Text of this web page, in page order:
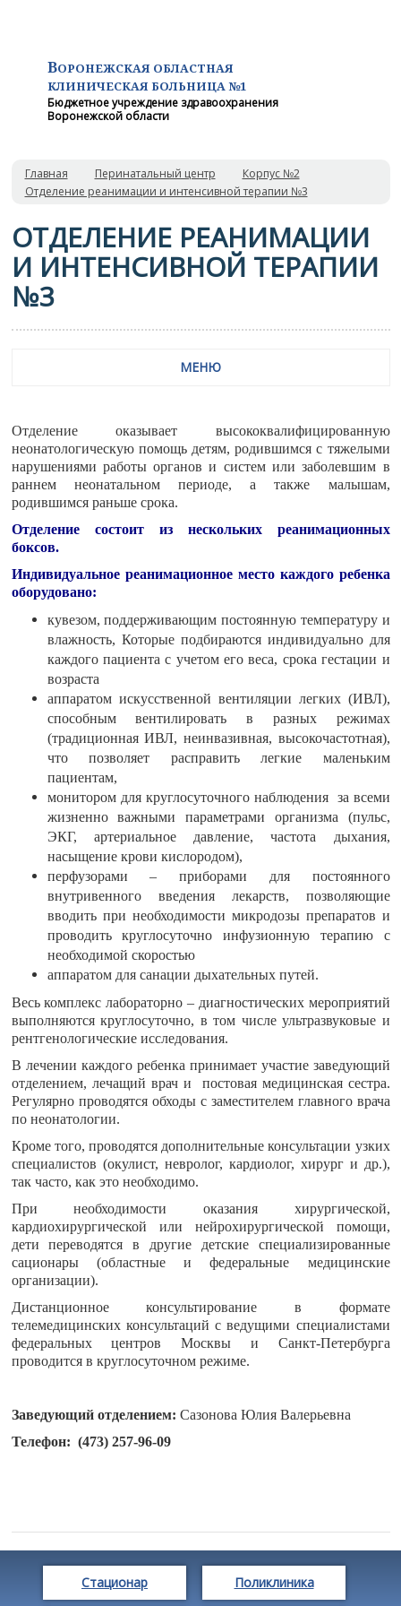
ВОРОНЕЖСКАЯ ОБЛАСТНАЯ
КЛИНИЧЕСКАЯ БОЛЬНИЦА №1
Бюджетное учреждение здравоохранения
Воронежской области
Главная Перинатальный центр
Корпус №2
Отделение реанимации и интенсивной терапии №3
ОТДЕЛЕНИЕ РЕАНИМАЦИИ
И ИНТЕНСИВНОЙ ТЕРАПИИ
№3
МЕНЮ
Отделение оказывает высококвалифицированную
неонатологическую помощь детям, родившимся с тяжелыми
нарушениями работы органов и систем или заболевшим в
раннем неонатальном периоде, а также малышам,
родившимся раньше срока.
Отделение состоит из нескольких реанимационных
боксов.
Индивидуальное реанимационное место каждого ребенка
оборудовано:
кувезом, поддерживающим постоянную температуру и
влажность, Которые подбираются индивидуально для
каждого пациента с учетом его веса, срока гестации и
возраста
аппаратом искусственной вентиляции легких (ИВЛ),
способным вентилировать в разных режимах
(традиционная ИВЛ, неинвазивная, высокочастотная),
что позволяет расправить легкие маленьким
пациентам,
монитором для круглосуточного наблюдения за всеми
жизненно важными параметрами организма (пульс,
ЭКГ, артериальное давление, частота дыхания,
насыщение крови кислородом),
перфузорами – приборами для постоянного
внутривенного введения лекарств, позволяющие
вводить при необходимости микродозы препаратов и
проводить круглосуточно инфузионную терапию с
необходимой скоростью
аппаратом для санации дыхательных путей.
Весь комплекс лабораторно – диагностических мероприятий
выполняются круглосуточно, в том числе ультразвуковые и
рентгенологические исследования.
В лечении каждого ребенка принимает участие заведующий
отделением, лечащий врач и постовая медицинская сестра.
Регулярно проводятся обходы с заместителем главного врача
по неонатологии.
Кроме того, проводятся дополнительные консультации узких
специалистов (окулист, невролог, кардиолог, хирург и др.),
так часто, как это необходимо.
При необходимости оказания хирургической,
кардиохирургической или нейрохирургической помощи,
дети переводятся в другие детские специализированные
сационары (областные и федеральные медицинские
организации).
Дистанционное консультирование в формате
телемедицинских консультаций с ведущими специалистами
федеральных центров Москвы и Санкт-Петербурга
проводится в круглосуточном режиме.
Заведующий отделением: Сазонова Юлия Валерьевна
Телефон: (473) 257-96-09
Стационар Поликлиника